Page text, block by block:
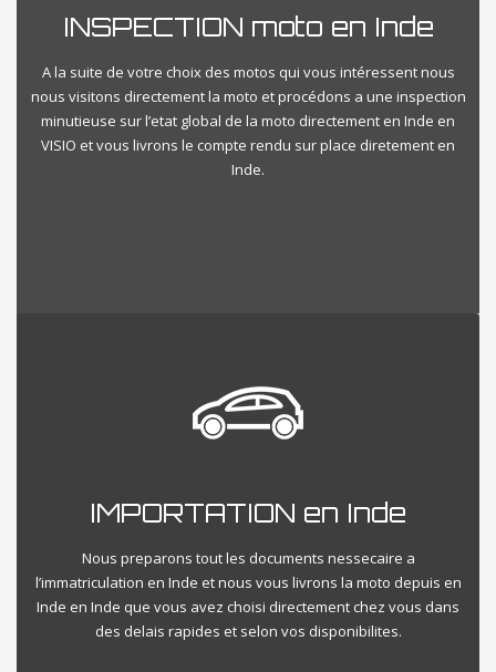
INSPECTION moto en Inde
A la suite de votre choix des motos qui vous intéressent nous
nous visitons directement la moto et procédons a une inspection
minutieuse sur l’etat global de la moto directement en Inde en
VISIO et vous livrons le compte rendu sur place diretement en
Inde.
IMPORTATION en Inde
Nous preparons tout les documents nessecaire a
l’immatriculation en Inde et nous vous livrons la moto depuis en
Inde en Inde que vous avez choisi directement chez vous dans
des delais rapides et selon vos disponibilites.